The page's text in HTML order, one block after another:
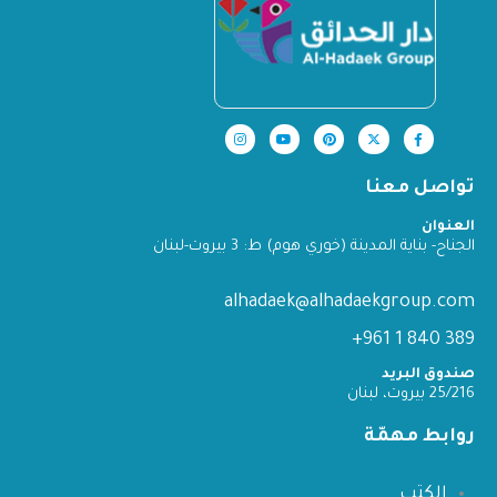
تواصل معنا
العنوان
الجناح- بناية المدينة (خوري هوم) ط: 3 بيروت-لبنان
alhadaek@alhadaekgroup.com
389 840 1 961+
صندوق البريد
25/216 بيروت، لبنان
روابط مهمّة